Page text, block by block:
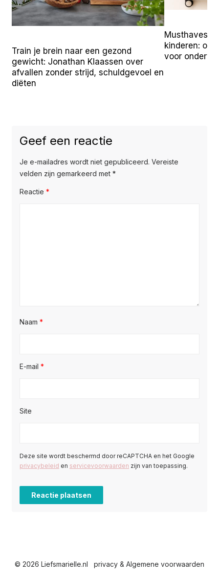
Train je brein naar een gezond
gewicht: Jonathan Klaassen over
afvallen zonder strijd, schuldgevoel en
diëten
Musthaves
kinderen:
voor
Geef een reactie
Je e-mailadres wordt niet gepubliceerd. Vereiste
velden zijn gemarkeerd met *
Reactie *
Naam *
E-mail *
Site
Deze site wordt beschermd door reCAPTCHA en het Google
privacybeleid en servicevoorwaarden zijn van toepassing.
© 2026 Liefsmarielle.nl privacy & Algemene voorwaarden